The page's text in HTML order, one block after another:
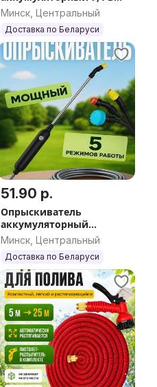
шланг 6 метров
Минск, Центральный
Доставка по Беларуси
51.90 р.
Опрыскиватель
аккумуляторный
садовый
Минск, Центральный
Доставка по Беларуси